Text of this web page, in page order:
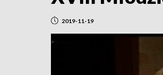
2019-11-19